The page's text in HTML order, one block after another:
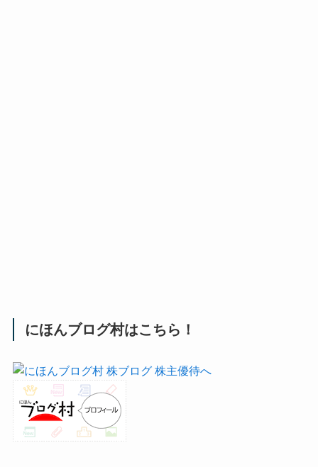
にほんブログ村はこちら！